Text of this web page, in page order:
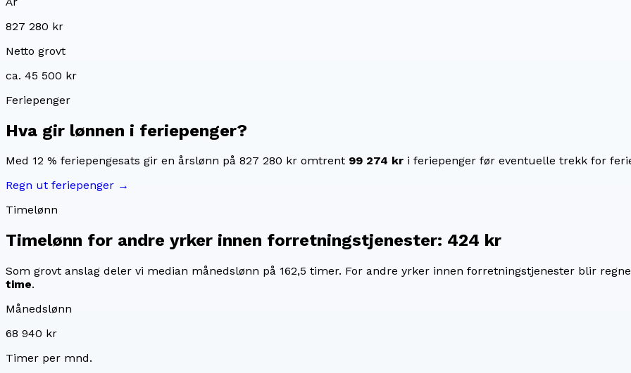
827 280 kr
Netto grovt
ca. 45 500 kr
Feriepenger
Hva gir lønnen i feriepenger?
Med 12 % feriepengesats gir en årslønn på 827 280 kr omtrent 99 274 kr i feriepenger før eventuelle trekk for
Regn ut feriepenger →
Timelønn
Timelønn for andre yrker innen forretningstjenester: 424 kr
Som grovt anslag deler vi median månedslønn på 162,5 timer. For andre yrker innen forretningstjenester blir
time.
Månedslønn
68 940 kr
Timer per mnd.